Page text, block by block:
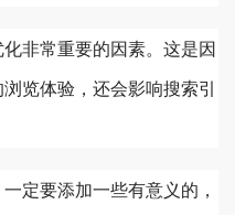
非常重要的因素。这是因
览体验，还会影响搜索引
定要添加一些有意义的，